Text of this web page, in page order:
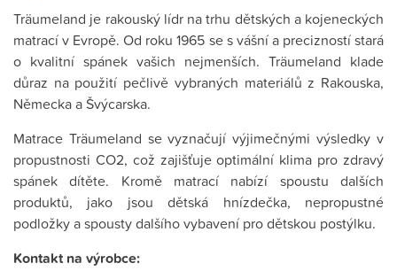
Träumeland je rakouský lídr na trhu dětských a kojeneckých
matrací v Evropě. Od roku 1965 se s vášní a precizností stará
o kvalitní spánek vašich nejmenších. Träumeland klade
důraz na použití pečlivě vybraných materiálů z Rakouska,
Německa a Švýcarska.
Matrace Träumeland se vyznačují výjimečnými výsledky v
propustnosti CO2, což zajišťuje optimální klima pro zdravý
spánek dítěte. Kromě matrací nabízí spoustu dalších
produktů, jako jsou dětská hnízdečka, nepropustné
podložky a spousty dalšího vybavení pro dětskou postýlku.
Kontakt na výrobce: